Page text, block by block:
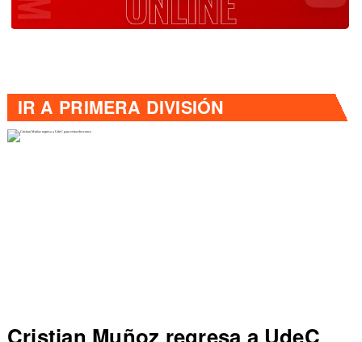
IR A PRIMERA DIVISIÓN
Dep Concepción vence a